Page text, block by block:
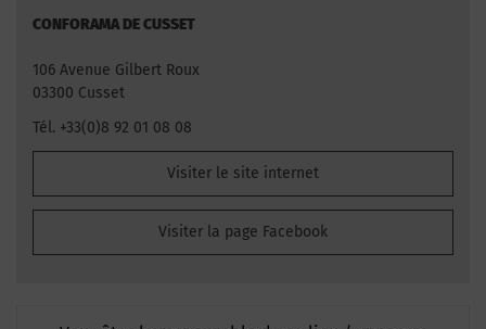
CONFORAMA DE CUSSET
106 Avenue Gilbert Roux
03300 Cusset
Tél. +33(0)8 92 01 08 08
Visiter le site internet
Visiter la page Facebook